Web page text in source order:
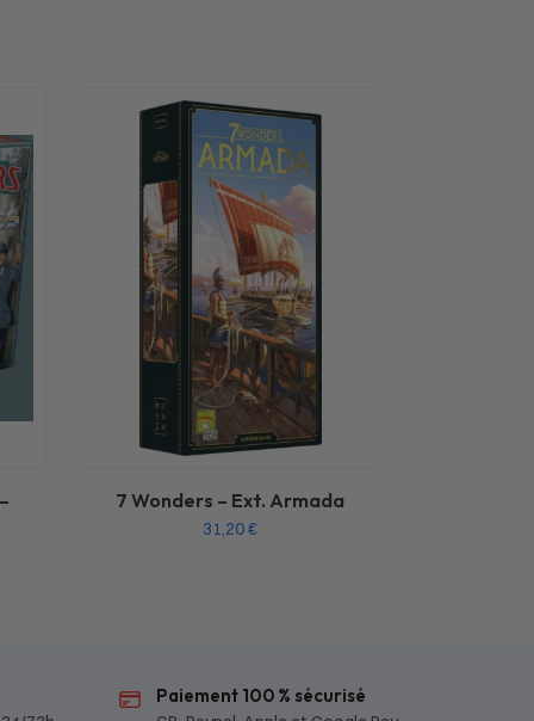
7 Wonders – Ext. Armada
31,20€
Paiement 100 % sécurisé